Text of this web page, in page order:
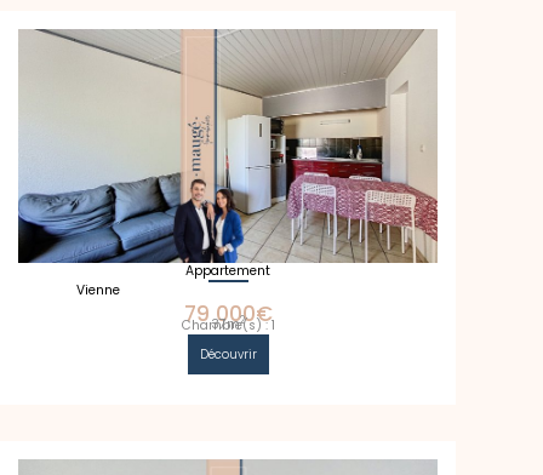
Appartement
Vienne
79 000€
Chambre(s) : 1
37m2
Découvrir